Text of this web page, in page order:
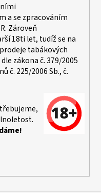
a se zpracováním
. Zároveň
18ti let, tudíž se na
tabákových
zákona č. 379/2005
č. 225/2006 Sb., č.